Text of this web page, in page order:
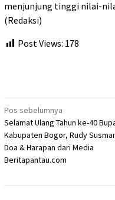
menjunjung tinggi nilai-
(Redaksi)
Post Views: 178
Navigasi
pos
Pos sebelumnya
Selamat Ulang Tahun ke-40
Kabupaten Bogor, Rudy
Doa & Harapan dari Media
Beritapantau.com